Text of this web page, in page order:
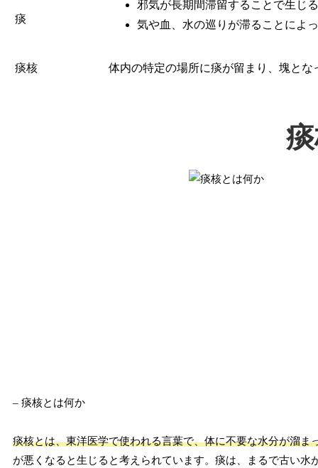
痰
邪気が長期間滞留することで生じ
気や血、水の巡りが滞ることによ
痰核 体内の特定の場所に痰が留まり、塊とな
– 痰核とは何か
痰核とは、東洋医学で使われる言葉で、体に不要な水分が溜ま
が悪くなると生じると考えられています。痰は、まるで古い